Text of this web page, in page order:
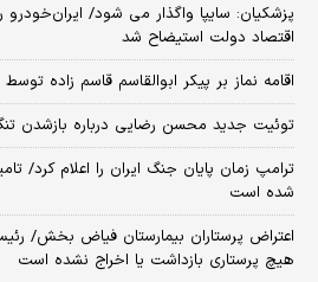
پزشکیان: سایپا واگذار می شود/ ایران‌خودرو
اقتصاد دولت استیضاح شد
اقامه نماز بر پیکر ابوالقاسم قاسم زاده
توئیت جدید محسن رضایی درباره بازشدن
ترامپ زمان پایان جنگ ایران را اعلام کرد/
شده است
اعتراض پرستاران بیمارستان فیاض بخش/
هیچ پرستاری بازداشت یا اخراج نشده است